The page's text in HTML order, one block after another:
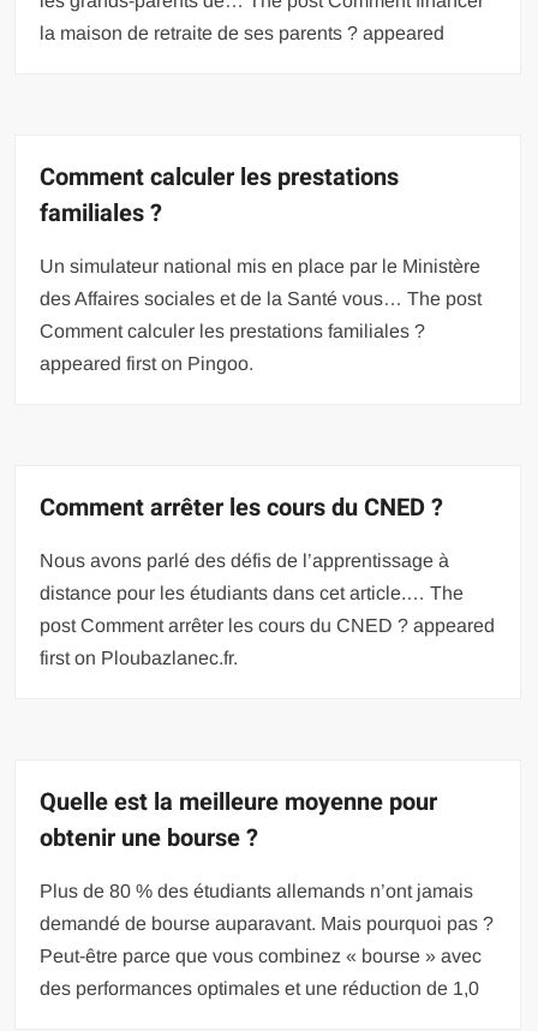
la maison de retraite de ses parents ? appeared
Comment calculer les prestations
familiales ?
Un simulateur national mis en place par le Ministère
des Affaires sociales et de la Santé vous… The post
Comment calculer les prestations familiales ?
appeared first on Pingoo.
Comment arrêter les cours du CNED ?
Nous avons parlé des défis de l’apprentissage à
distance pour les étudiants dans cet article.… The
post Comment arrêter les cours du CNED ? appeared
first on Ploubazlanec.fr.
Quelle est la meilleure moyenne pour
obtenir une bourse ?
Plus de 80 % des étudiants allemands n’ont jamais
demandé de bourse auparavant. Mais pourquoi pas ?
Peut-être parce que vous combinez « bourse » avec
des performances optimales et une réduction de 1,0